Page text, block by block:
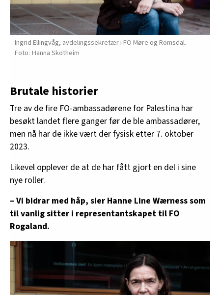
Ingrid Ellingvåg, avdelingssekretær i FO Møre og Romsdal.
Hanna Skotheim
Brutale historier
Tre av de fire FO-ambassadørene for Palestina har
besøkt landet flere ganger før de ble ambassadører,
men nå har de ikke vært der fysisk etter 7. oktober
2023.
Likevel opplever de at de har fått gjort en del i sine
nye roller.
– Vi bidrar med håp, sier Hanne Line Wærness som
til vanlig sitter i representantskapet til FO
Rogaland.